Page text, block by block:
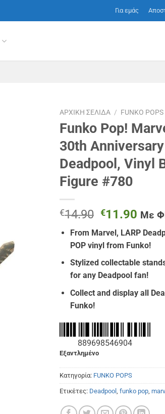
Για εμάς
ΑΡΧΙΚΉ ΣΕΛΊΔΑ / FUNKO POPS
Funko Pop!
30th
Deadpool, Vinyl
Figure #780
€14.90 Original
price
was:
€14.90.
€11.90 Η
τιμή
είναι:
Με
From Marvel, LARP
POP vinyl from Funko!
Stylized collectable
for any Deadpool fan!
Collect and display all
Funko!
889698546904
Εξαντλημένο
Κατηγορία: FUNKO POPS
Ετικέτες: Deadpool , funko pop,